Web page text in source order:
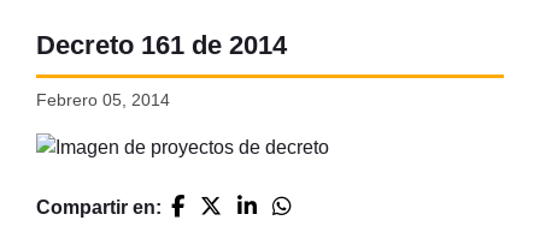
Decreto 161 de 2014
Febrero 05, 2014
Compartir en: